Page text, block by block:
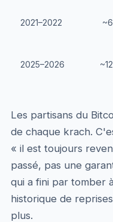
2021–2022
2025–2026
Les partisans du
de chaque krach.
« il est toujours
passé, pas une
qui a fini par tomber
historique de
plus.